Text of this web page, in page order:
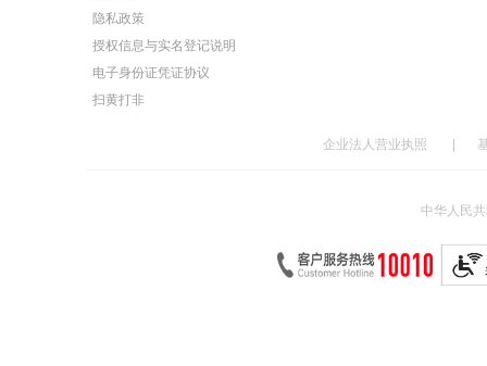
隐私政策
授权信息与实名登记说明
电子身份证凭证协议
扫黄打非
企业法人营业执照
中华人民